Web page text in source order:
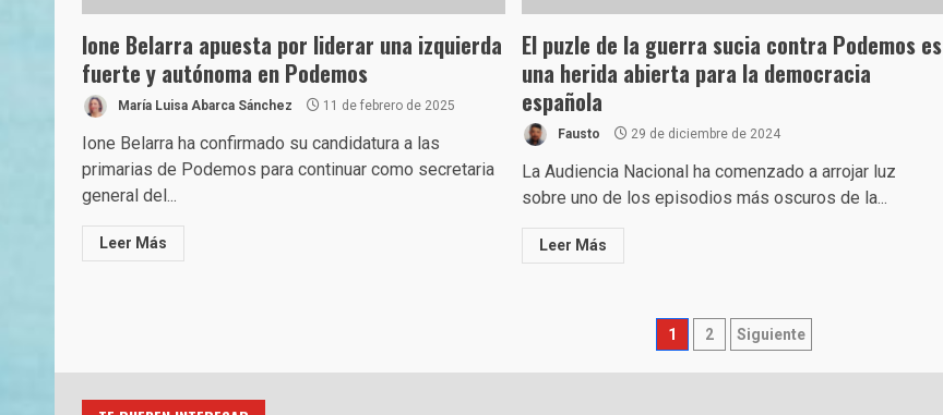
Ione Belarra apuesta por liderar una izquierda
fuerte y autónoma en Podemos
María Luisa Abarca Sánchez 11 de febrero de 2025
Ione Belarra ha confirmado su candidatura a las
primarias de Podemos para continuar como secretaria
general del...
Leer Más
El puzle de la guerra sucia contra Podemos es
una herida abierta para la democracia
española
Fausto 29 de diciembre de 2024
La Audiencia Nacional ha comenzado a arrojar luz
sobre uno de los episodios más oscuros de la...
Leer Más
Paginación
de
1 2 Siguiente